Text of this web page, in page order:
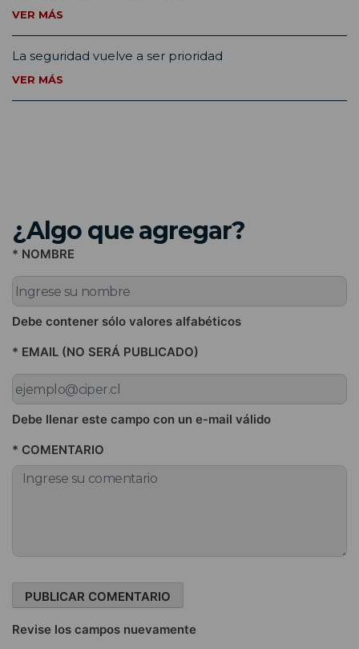
VER MÁS
La seguridad vuelve a ser prioridad
VER MÁS
¿Algo que agregar?
* NOMBRE
Debe contener sólo valores alfabéticos
* EMAIL (NO SERÁ PUBLICADO)
Debe llenar este campo con un e-mail válido
* COMENTARIO
Revise los campos nuevamente